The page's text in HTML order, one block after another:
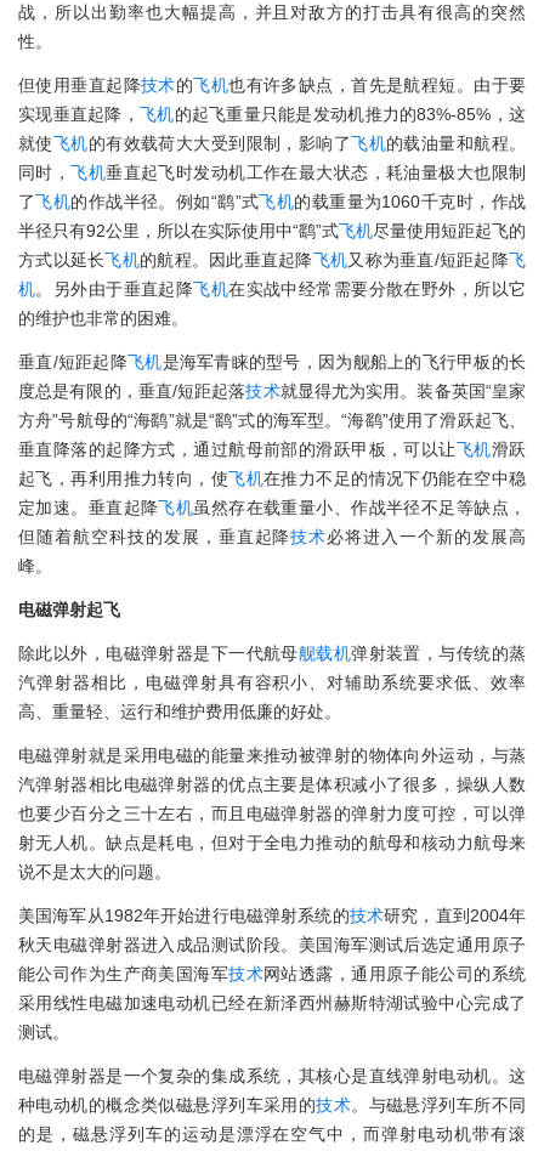
战，所以出勤率也大幅提高，并且对敌方的打击具有很高的突然
性。
但使用垂直起降技术的飞机也有许多缺点，首先是航程短。由于要
实现垂直起降， 飞机的起飞重量只能是发动机推力的83%-85%，这
就使飞机的有效载荷大大受到限制，影响了飞机的载油量和航程。
同时，飞机垂直起飞时发动机工作在最大状态，耗油量极大也限制
了飞机的作战半径。例如“鹞”式飞机的载重量为1060千克时，作战
半径只有92公里，所以在实际使用中“鹞”式飞机尽量使用短距起飞的
方式以延长飞机的航程。因此垂直起降飞机又称为垂直/短距起降飞
机。另外由于垂直起降飞机在实战中经常需要分散在野外，所以它
的维护也非常的困难。
垂直/短距起降飞机是海军青睐的型号，因为舰船上的飞行甲板的长
度总是有限的，垂直/短距起落技术就显得尤为实用。装备英国“皇家
方舟”号航母的“海鹞”就是“鹞”式的海军型。“海鹞”使用了滑跃起飞、
垂直降落的起降方式，通过航母前部的滑跃甲板，可以让飞机滑跃
起飞，再利用推力转向，使飞机在推力不足的情况下仍能在空中稳
定加速。垂直起降飞机虽然存在载重量小、作战半径不足等缺点，
但随着航空科技的发展，垂直起降技术必将进入一个新的发展高
峰。
电磁弹射起飞
除此以外，电磁弹射器是下一代航母舰载机弹射装置，与传统的蒸
汽弹射器相比，电磁弹射具有容积小、对辅助系统要求低、效率
高、重量轻、运行和维护费用低廉的好处。
电磁弹射就是采用电磁的能量来推动被弹射的物体向外运动，与蒸
汽弹射器相比电磁弹射器的优点主要是体积减小了很多，操纵人数
也要少百分之三十左右，而且电磁弹射器的弹射力度可控，可以弹
射无人机。缺点是耗电，但对于全电力推动的航母和核动力航母来
说不是太大的问题。
美国海军从1982年开始进行电磁弹射系统的技术研究，直到2004年
秋天电磁弹射器进入成品测试阶段。美国海军测试后选定通用原子
能公司作为生产商美国海军技术网站透露，通用原子能公司的系统
采用线性电磁加速电动机已经在新泽西州赫斯特湖试验中心完成了
测试。
电磁弹射器是一个复杂的集成系统，其核心是直线弹射电动机。这
种电动机的概念类似磁悬浮列车采用的技术。与磁悬浮列车所不同
的是，磁悬浮列车的运动是漂浮在空气中，而弹射电动机带有滚